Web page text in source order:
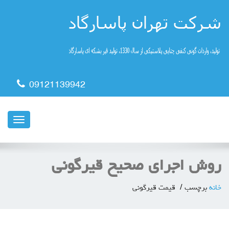
09121139942
ناوبری
روش اجرای صحیح قیرگونی
خانه برچسب قیمت قیرگونی